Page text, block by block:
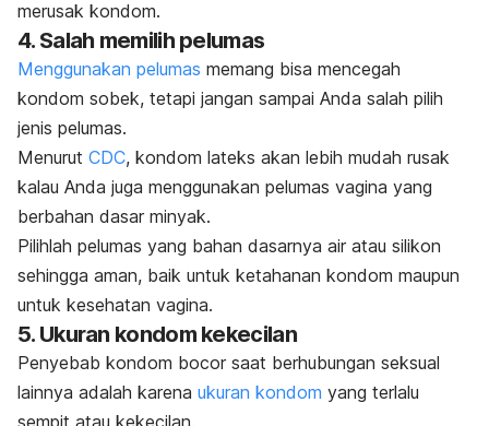
merusak kondom.
4. Salah memilih pelumas
Menggunakan pelumas memang bisa mencegah
kondom sobek, tetapi jangan sampai Anda salah pilih
jenis pelumas.
Menurut CDC, kondom lateks akan lebih mudah rusak
kalau Anda juga menggunakan pelumas vagina yang
berbahan dasar minyak.
Pilihlah pelumas yang bahan dasarnya air atau silikon
sehingga aman, baik untuk ketahanan kondom maupun
untuk kesehatan vagina.
5. Ukuran kondom kekecilan
Penyebab kondom bocor saat berhubungan seksual
lainnya adalah karena ukuran kondom yang terlalu